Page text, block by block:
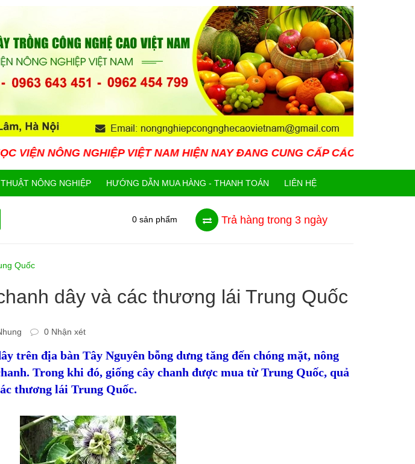
NGHIỆP VIỆT NAM HIỆN NAY ĐANG CUNG CẤP CÁC LOẠI GIỐNG
NÔNG NGHIỆP HƯỚNG DẪN MUA HÀNG - THANH TOÁN LIÊN HỆ
0 sản phẩm Trả hàng trong 3 ngày
Quốc
dây và các thương lái Trung Quốc
0 Nhận xét
trên địa bàn Tây Nguyên bỗng dưng tăng đến chóng mặt, nông
Trong khi đó, giống cây chanh được mua từ Trung Quốc, quả
thương lái Trung Quốc.